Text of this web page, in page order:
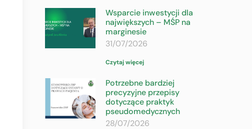
Wsparcie inwestycji dla
największych – MŚP na
marginesie
31/07/2026
Czytaj więcej
Potrzebne bardziej
precyzyjne przepisy
dotyczące praktyk
pseudomedycznych
28/07/2026